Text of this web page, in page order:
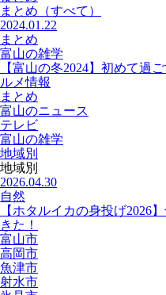
まとめ （すべて）
2024.01.22
まとめ
富山の雑学
【富山の冬2024】初めて過
ルメ情報
まとめ
富山のニュース
テレビ
富山の雑学
地域別
地域別
2026.04.30
自然
【ホタルイカの身投げ2026
きた！
富山市
高岡市
魚津市
射水市